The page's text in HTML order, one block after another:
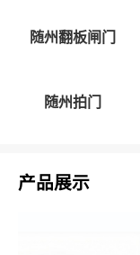
随州翻板闸门
随州拍门
产品展示